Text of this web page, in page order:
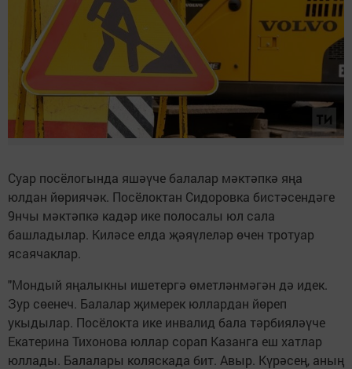
Суар посёлогында яшәүче балалар мәктәпкә яңа
юлдан йөриячәк. Посёлоктан Сидоровка бистәсендәге
9нчы мәктәпкә кадәр ике полосалы юл сала
башладылар. Киләсе елда җәяүлеләр өчен тротуар
ясаячаклар.
"Мондый яңалыкны ишетергә өметләнмәгән дә идек.
Зур сөенеч. Балалар җимерек юллардан йөреп
укыдылар. Посёлокта ике инвалид бала тәрбияләүче
Екатерина Тихонова юллар сорап Казанга еш хатлар
юллады. Балалары коляскада бит. Авыр. Күрәсең, аның